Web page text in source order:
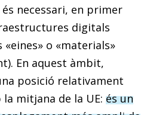
necessari, en primer
digitals
«eines» o «materials»
En aquest àmbit,
posició relativament
mitjana de la UE: és un